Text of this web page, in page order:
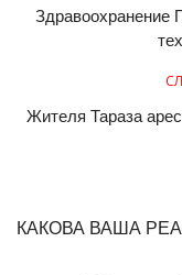
Здравоохранение
Жителя Тараза
КАКОВА ВАША